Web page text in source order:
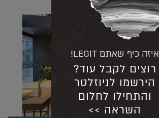
איזה כיף שאתם LEGIT!
רוצים לקבל עוד?
הירשמו לניוזלטר
והתחילו לחלום
השראה >>